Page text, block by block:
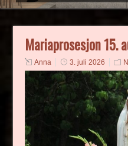
Mariaprosesjon 15.
Anna 3. juli 2026